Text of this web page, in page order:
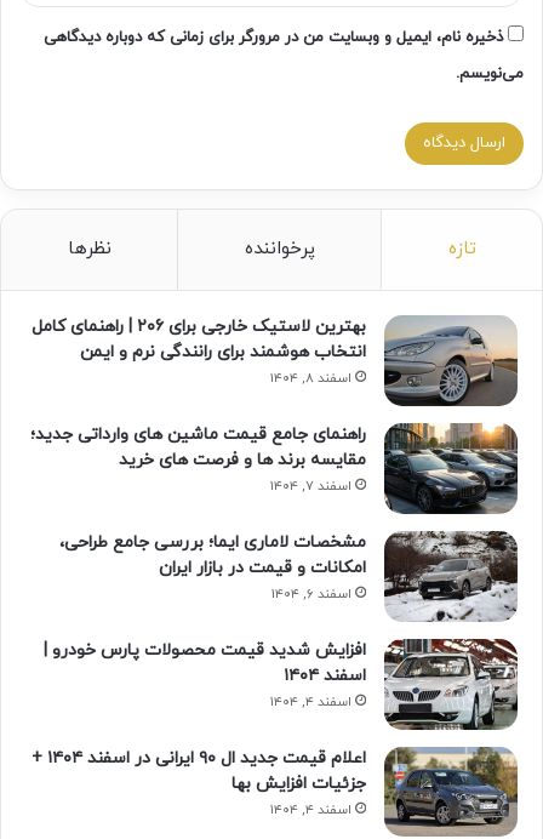
ذخیره نام، ایمیل و وبسایت من در مرورگر برای زمانی که دوباره دیدگاهی
می‌نویسم.
تازه پرخواننده نظرها
بهترین لاستیک خارجی برای ۲۰۶ | راهنمای کامل
انتخاب هوشمند برای رانندگی نرم و ایمن
اسفند ۸, ۱۴۰۴
راهنمای جامع قیمت ماشین های وارداتی جدید؛
مقایسه برند ها و فرصت های خرید
اسفند ۷, ۱۴۰۴
مشخصات لاماری ایما؛ بررسی جامع طراحی،
امکانات و قیمت در بازار ایران
اسفند ۶, ۱۴۰۴
افزایش شدید قیمت محصولات پارس خودرو |
اسفند ۱۴۰۴
اسفند ۴, ۱۴۰۴
اعلام قیمت جدید ال ۹۰ ایرانی در اسفند ۱۴۰۴ +
جزئیات افزایش بها
اسفند ۴, ۱۴۰۴